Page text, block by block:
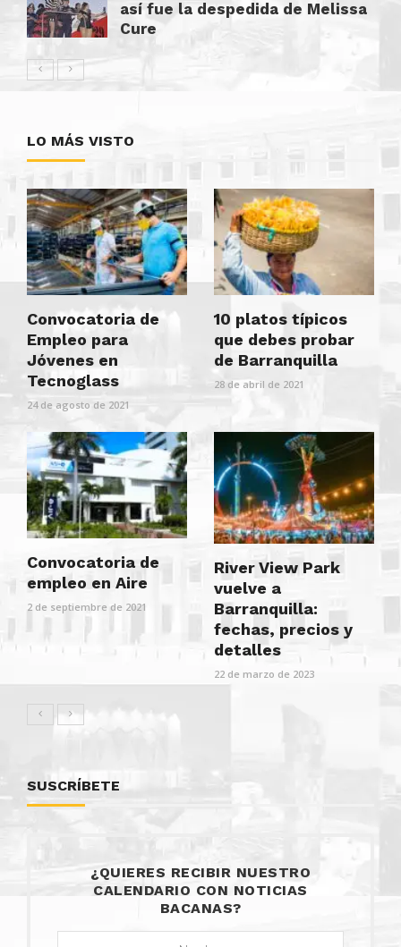
así fue la despedida de Melissa
Cure
LO MÁS VISTO
Convocatoria de
Empleo para
Jóvenes en
Tecnoglass
24 de agosto de 2021
10 platos típicos
que debes probar
de Barranquilla
28 de abril de 2021
Convocatoria de
empleo en Aire
2 de septiembre de 2021
River View Park
vuelve a
Barranquilla:
fechas, precios y
detalles
22 de marzo de 2023
SUSCRÍBETE
¿QUIERES RECIBIR NUESTRO
CALENDARIO CON NOTICIAS
BACANAS?